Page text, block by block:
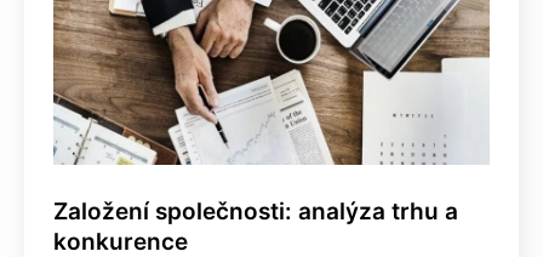
Založení společnosti: analýza trhu a
konkurence